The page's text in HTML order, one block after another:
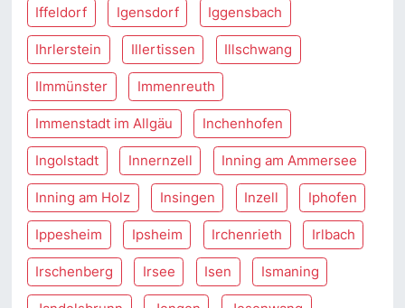
Iffeldorf Igensdorf Iggensbach
Ihrlerstein Illertissen Illschwang
Ilmmünster Immenreuth
Immenstadt im Allgäu Inchenhofen
Ingolstadt Innernzell Inning am Ammersee
Inning am Holz Insingen Inzell Iphofen
Ippesheim Ipsheim Irchenrieth Irlbach
Irschenberg Irsee Isen Ismaning